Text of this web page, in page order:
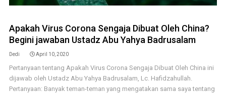
Apakah Virus Corona Sengaja Dibuat Oleh China?
Begini jawaban Ustadz Abu Yahya Badrusalam
Dedi April 10, 2020
Pertanyaan tentang Apakah Virus Corona Sengaja Dibuat Oleh China ini
dijawab oleh Ustadz Abu Yahya Badrusalam, Lc. Hafidzahullah.
Pertanyaan: Banyak teman-teman yang mengatakan sama saya tentang